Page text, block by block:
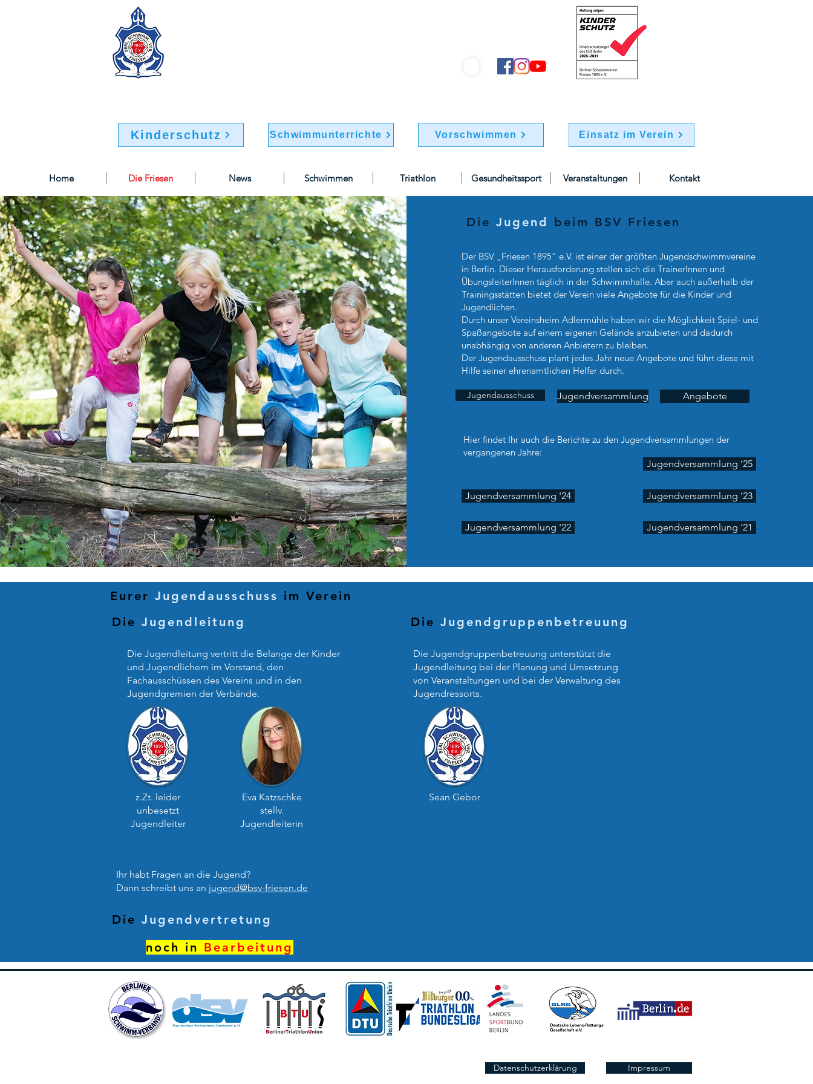
Kinderschutz Schwimmunterrichte Vorschwimmen Einsatz im Verein
Die Jugend beim BSV Friesen
Der BSV „Friesen 1895“ e.V. ist einer der größten Jugendschwimmvereine
in Berlin. Dieser Herausforderung stellen sich die TrainerInnen und
ÜbungsleiterInnen täglich in der Schwimmhalle. Aber auch außerhalb der
Trainingsstätten bietet der Verein viele Angebote für die Kinder und
Jugendlichen.
Durch unser Vereinsheim Adlermühle haben wir die Möglichkeit Spiel- und
Spaßangebote auf einem eigenen Gelände anzubieten und dadurch
unabhängig von anderen Anbietern zu bleiben.
Der Jugendausschuss plant jedes Jahr neue Angebote und führt diese mit
Hilfe seiner ehrenamtlichen Helfer durch.
Jugendausschuss Jugendversammlung Angebote
Hier findet Ihr auch die Berichte zu den Jugendversammlungen der
vergangenen Jahre:
Jugendversammlung '25
Jugendversammlung '24
Jugendversammlung '22
Jugendversammlung '23
Jugendversammlung '21
Eurer Jugendausschuss im Verein
Die Jugendleitung
Die Jugendleitung vertritt die Belange der Kinder
und Jugendlichem im Vorstand, den
Fachausschüssen des Vereins und in den
Jugendgremien der Verbände.
z.Zt. leider
unbesetzt
Jugendleiter
Eva Katzschke
stellv.
Jugendleiterin
Die Jugendgruppenbetreuung
Die Jugendgruppenbetreuung unterstützt die
Jugendleitung bei der Planung und Umsetzung
von Veranstaltungen und bei der Verwaltung des
Jugendressorts.
Sean Gebor
Ihr habt Fragen an die Jugend?
Dann schreibt uns an jugend@bsv-friesen.de
Die Jugendvertretung
noch in Bearbeitung
Home Die Friesen News Schwimmen Triathlon Gesundheitssport Veranstaltungen Kontakt
Datenschutzerklärung Impressum